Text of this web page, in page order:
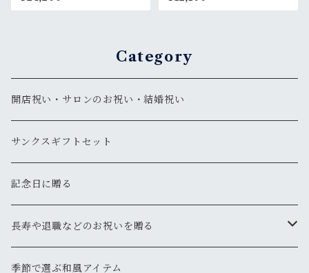
ドフラワーアレンジ ウッドフ
レーム〈白グリーン＆ピンク
れ】プリザーブドフラワーア
レンジ ウッドフレーム 茶木枠
Category
開店祝い・サロンのお祝い・結婚祝い
サンクスギフトセット
記念日に贈る
長寿や退職などのお祝いを贈る
還暦
季節で選ぶ和風アイテム